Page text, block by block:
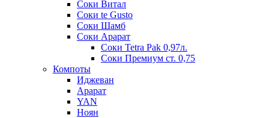
Соки Витал
Соки te Gusto
Соки Шамб
Соки Арарат
Соки Tetra Pak 0,97л.
Соки Премиум ст. 0,75
Компоты
Иджеван
Арарат
YAN
Ноян